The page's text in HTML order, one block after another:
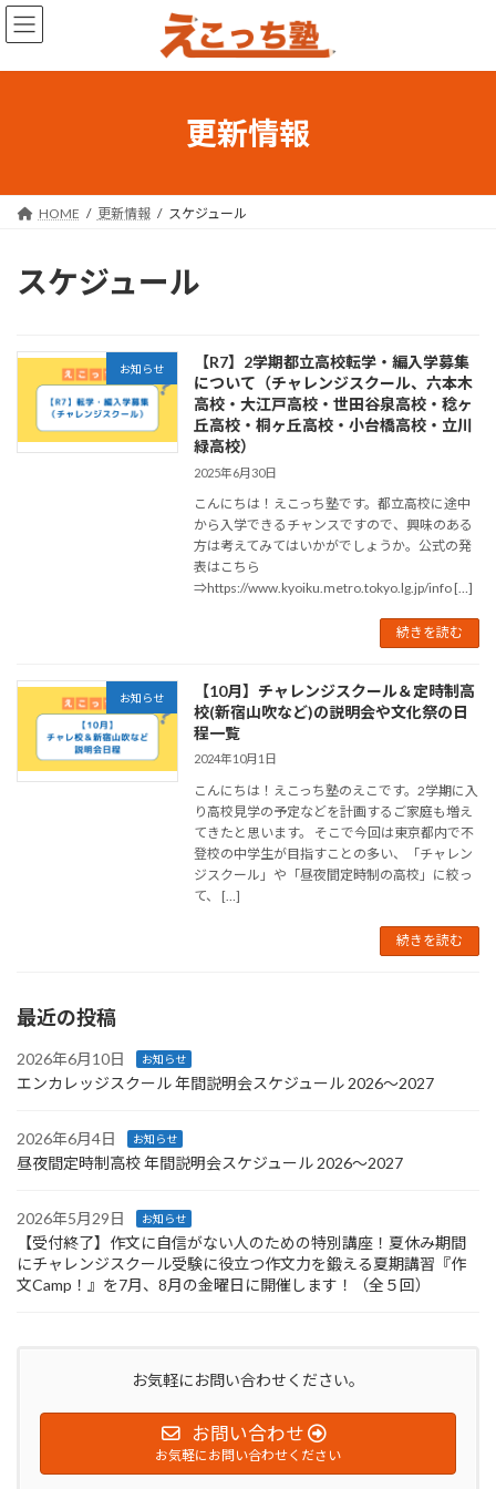
コ
ン
ン
ナ
ビ
ー
更新情報
HOME 更新情報 スケジュール
スケジュール
お知らせ
【R7】2学期都立高校転学・編入学募集
について（チャレンジスクール、六本木
高校・大江戸高校・世田谷泉高校・稔ヶ
丘高校・桐ヶ丘高校・小台橋高校・立川
緑高校）
2025年6月30日
こんにちは！えこっち塾です。都立高校に途中
から入学できるチャンスですので、興味のある
方は考えてみてはいかがでしょうか。公式の発
表はこちら
⇒https://www.kyoiku.metro.tokyo.lg.jp/info […]
続きを読む
お知らせ
【10月】チャレンジスクール＆定時制高
校(新宿山吹など)の説明会や文化祭の日
程一覧
2024年10月1日
こんにちは！えこっち塾のえこです。2学期に入
り高校見学の予定などを計画するご家庭も増え
てきたと思います。 そこで今回は東京都内で不
登校の中学生が目指すことの多い、「チャレン
ジスクール」や「昼夜間定時制の高校」に絞っ
て、 […]
続きを読む
最近の投稿
2026年6月10日 お知らせ
エンカレッジスクール 年間説明会スケジュール 2026〜2027
2026年6月4日 お知らせ
昼夜間定時制高校 年間説明会スケジュール 2026〜2027
2026年5月29日 お知らせ
【受付終了】作文に自信がない人のための特別講座！夏休み期間
にチャレンジスクール受験に役立つ作文力を鍛える夏期講習『作
文Camp！』を7月、8月の金曜日に開催します！（全５回）
お気軽にお問い合わせください。
お問い合わせ
お気軽にお問い合わせください